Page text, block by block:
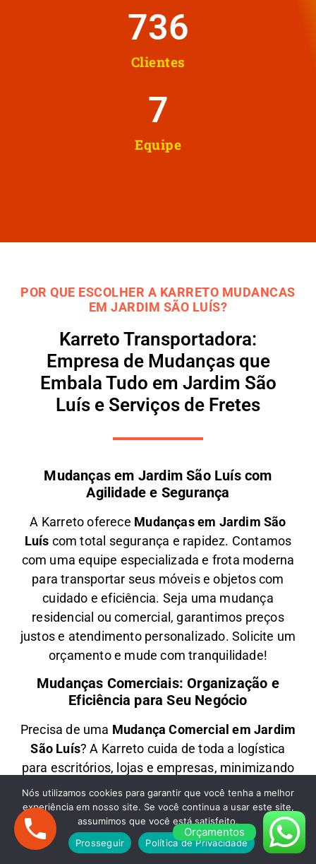
Clientes
737
Equipe
8
POR QUE ESCOLHER A KARRETO MUDANCAS
EM JARDIM SÃO LUÍS?
Karreto Transportadora:
Empresa de Mudanças que
Embala Tudo em Jardim São
Luís e Serviços de Fretes
Mudanças em Jardim São Luís com
Agilidade e Segurança
A Karretooferece Mudanças em Jardim São
Luís com total segurança e rapidez. Contamos
com uma equipe especializada e frota moderna
para transportar seus móveis e objetos com
cuidado e eficiência. Seja uma mudança
residencial ou comercial , garantimos preços
justos e atendimento personalizado. Solicite um
orçamento e mude com tranquilidade!
Mudanças Comerciais: Organização e
Eficiência para Seu Negócio
Precisa de uma Mudança Comercial em Jardim
São Luís? A Karreto cuida de toda a logística
para escritórios, lojas e empresas, minimizando
impactos e garantindoagilidade na realocação
dos seus móveis e equipamentos. Com equipe
treinada e planejamento estratégico, sua
empresavolta a operar rapidamenteno novo
Orçamentos
Nós utilizamos cookies para garantir que você tenha a melhor
experiência em nosso site. Se você continua a usar este site,
assumimos que você está satisfeito.
Prosseguir
Política de Privacidade